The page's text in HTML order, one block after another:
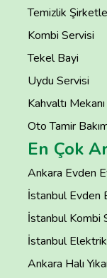
Temizlik
Kombi Servisi
Tekel Bayi
Uydu Servisi
Kahvaltı Mekanı
Oto Tamir
En Çok
Ankara Evden
İstanbul Evden
İstanbul Kombi
İstanbul
Ankara Halı